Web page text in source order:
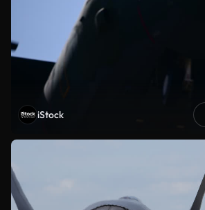
iStock